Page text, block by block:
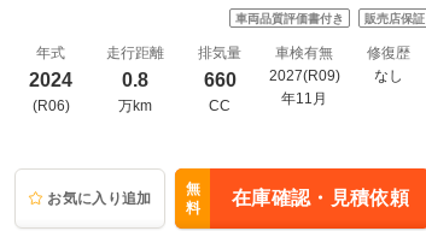
車両品質評価書付き 販売店保証
年式
2024
(R06)
走行距離
0.8
万km
排気量
660
CC
車検有無
2027(R09)
年11月
修復歴
なし
お気に入り追加
無
料
在庫確認・見積依頼